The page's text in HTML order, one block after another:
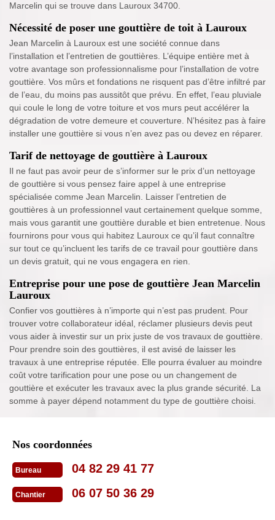
Marcelin qui se trouve dans Lauroux 34700.
Nécessité de poser une gouttière de toit à Lauroux
Jean Marcelin à Lauroux est une société connue dans
l’installation et l’entretien de gouttières. L’équipe entière met à
votre avantage son professionnalisme pour l’installation de votre
gouttière. Vos mûrs et fondations ne risquent pas d’être infiltré par
de l’eau, du moins pas aussitôt que prévu. En effet, l’eau pluviale
qui coule le long de votre toiture et vos murs peut accélérer la
dégradation de votre demeure et couverture. N’hésitez pas à faire
installer une gouttière si vous n’en avez pas ou devez en réparer.
Tarif de nettoyage de gouttière à Lauroux
Il ne faut pas avoir peur de s’informer sur le prix d’un nettoyage
de gouttière si vous pensez faire appel à une entreprise
spécialisée comme Jean Marcelin. Laisser l’entretien de
gouttières à un professionnel vaut certainement quelque somme,
mais vous garantit une gouttière durable et bien entretenue. Nous
fournirons pour vous qui habitez Lauroux ce qu’il faut connaître
sur tout ce qu’incluent les tarifs de ce travail pour gouttière dans
un devis gratuit, qui ne vous engagera en rien.
Entreprise pour une pose de gouttière Jean Marcelin
Lauroux
Confier vos gouttières à n’importe qui n’est pas prudent. Pour
trouver votre collaborateur idéal, réclamer plusieurs devis peut
vous aider à investir sur un prix juste de vos travaux de gouttière.
Pour prendre soin des gouttières, il est avisé de laisser les
travaux à une entreprise réputée. Elle pourra évaluer au moindre
coût votre tarification pour une pose ou un changement de
gouttière et exécuter les travaux avec la plus grande sécurité. La
somme à payer dépend notamment du type de gouttière choisi.
Nos coordonnées
Bureau 04 82 29 41 77
Chantier 06 07 50 36 29